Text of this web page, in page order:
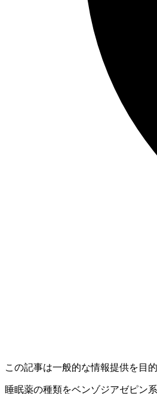
この記事は一般的な情報提供を目
睡眠薬の種類をベンゾジアゼピン